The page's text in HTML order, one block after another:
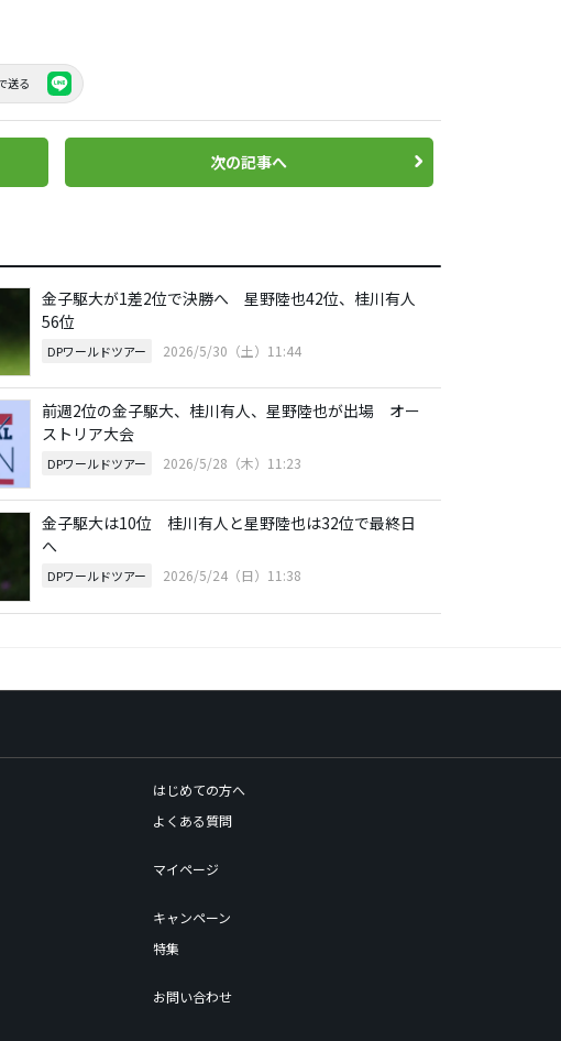
送る
次の記事へ
金子駆大が1差2位で決勝へ 星野陸也42位、桂川有人
56位
DPワールドツアー 2026/5/30（土）11:44
前週2位の金子駆大、桂川有人、星野陸也が出場 オー
ストリア大会
DPワールドツアー 2026/5/28（木）11:23
金子駆大は10位 桂川有人と星野陸也は32位で最終日
へ
DPワールドツアー 2026/5/24（日）11:38
はじめての方へ
よくある質問
マイページ
キャンペーン
特集
お問い合わせ